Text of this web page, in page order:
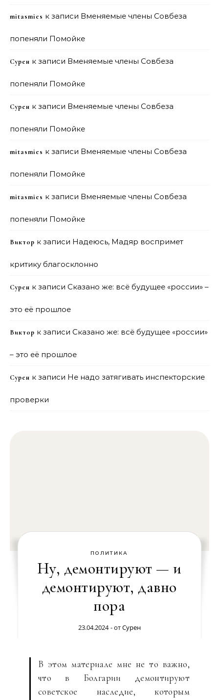
mitasmies к записи Вменяемые члены Совбеза
попеняли Помойке
Сурен к записи Вменяемые члены Совбеза
попеняли Помойке
Сурен к записи Вменяемые члены Совбеза
попеняли Помойке
mitasmies к записи Вменяемые члены Совбеза
попеняли Помойке
mitasmies к записи Вменяемые члены Совбеза
попеняли Помойке
Виктор к записи Надеюсь, Мадяр воспримет
критику благосклонно
Сурен к записи Сказано же: всё будущее «россии» –
это её прошлое
Виктор к записи Сказано же: всё будущее «россии»
– это её прошлое
Сурен к записи Не надо затягивать инспекторские
проверки
ПОЛИТИКА
Ну, демонтируют — и
демонтируют, давно
пора
23.04.2024 - отСурен
В этом материале мне не то важно,
что в Болгарии демонтируют
советское наследие, которым